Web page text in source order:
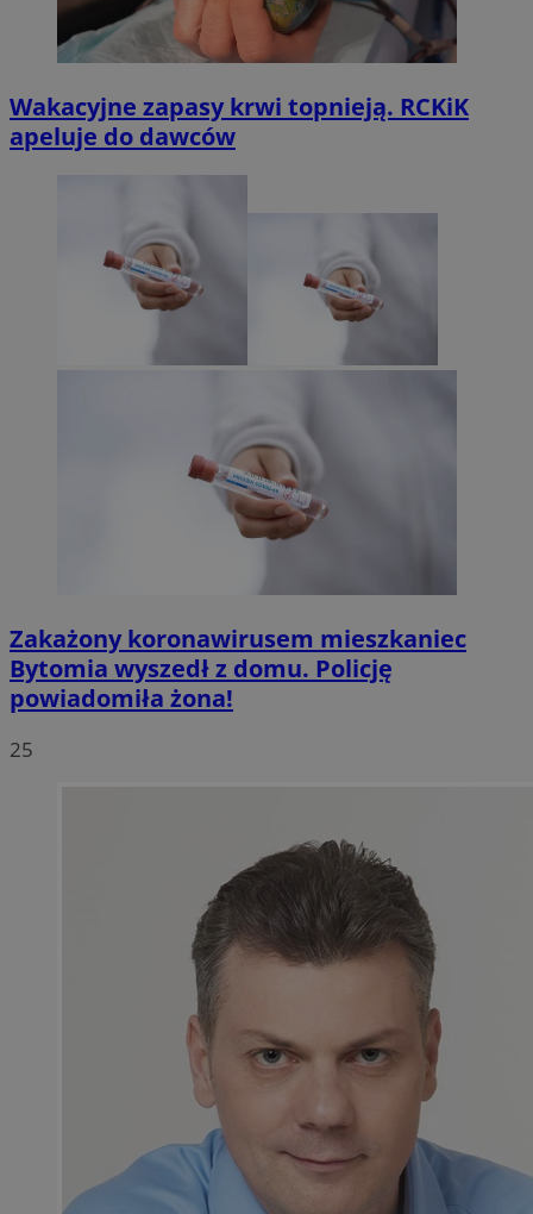
Wakacyjne zapasy krwi topnieją. RCKiK
apeluje do dawców
Zakażony koronawirusem mieszkaniec
Bytomia wyszedł z domu. Policję
powiadomiła żona!
25